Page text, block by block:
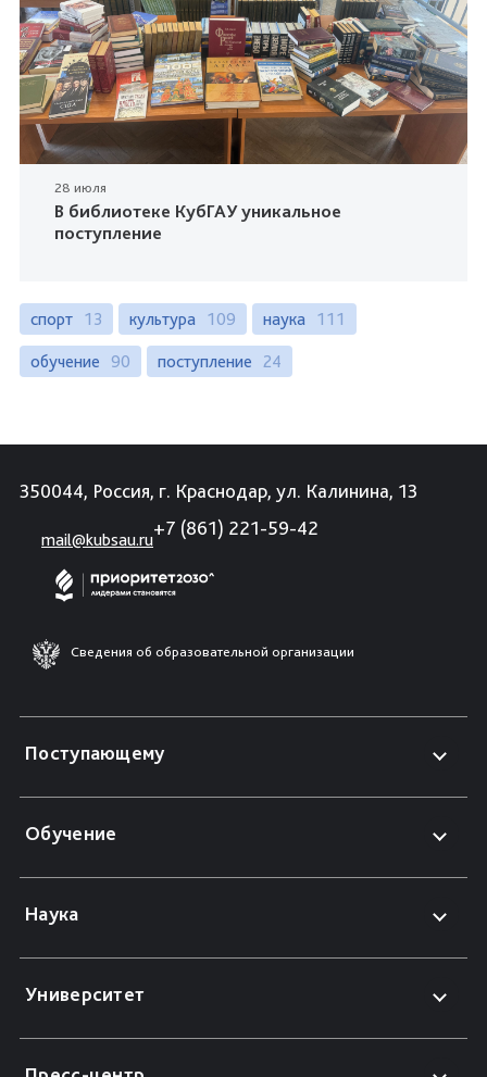
28 июля
В библиотеке КубГАУ уникальное
поступление
спорт 13 культура 109 наука 111
обучение 90 поступление 24
350044, Россия, г. Краснодар, ул. Калинина, 13
mail@kubsau.ru
+7 (861) 221-59-42
Сведения об образовательной организации
Поступающему
Обучение
Наука
Университет